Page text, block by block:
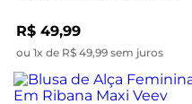
R$ 49,99
ou 1x de R$ 49,99 sem juros